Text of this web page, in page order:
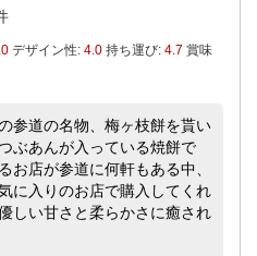
デザイン性: 4.0 持ち運び: 4.7 賞味
参道の名物、梅ヶ枝餅を貰い
ぶあんが入っている焼餅で
お店が参道に何軒もある中、
に入りのお店で購入してくれ
しい甘さと柔らかさに癒され